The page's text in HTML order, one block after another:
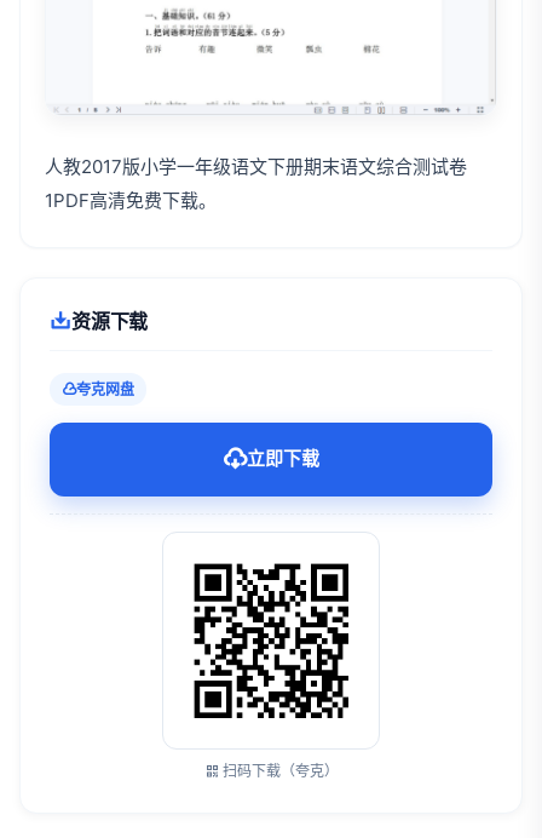
人教2017版小学一年级语文下册期末语文综合测试卷
1PDF高清免费下载。
资源下载
夸克网盘
立即下载
扫码下载（夸克）